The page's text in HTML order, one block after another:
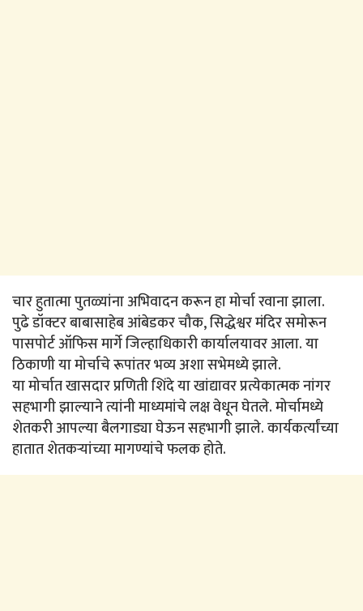
चार हुतात्मा पुतळ्यांना अभिवादन करून हा मोर्चा रवाना झाला.
पुढे डॉक्टर बाबासाहेब आंबेडकर चौक, सिद्धेश्वर मंदिर समोरून
पासपोर्ट ऑफिस मार्गे जिल्हाधिकारी कार्यालयावर आला. या
ठिकाणी या मोर्चाचे रूपांतर भव्य अशा सभेमध्ये झाले.
या मोर्चात खासदार प्रणिती शिंदे या खांद्यावर प्रत्येकात्मक नांगर
सहभागी झाल्याने त्यांनी माध्यमांचे लक्ष वेधून घेतले. मोर्चामध्ये
शेतकरी आपल्या बैलगाड्या घेऊन सहभागी झाले. कार्यकर्त्यांच्या
हातात शेतकऱ्यांच्या मागण्यांचे फलक होते.